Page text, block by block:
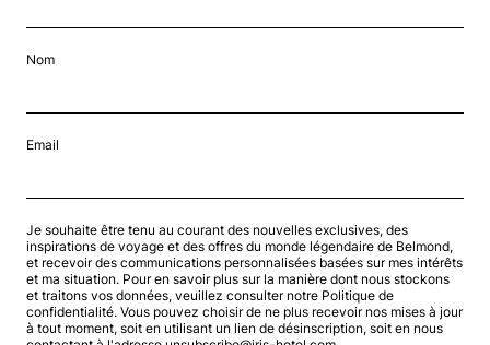
Nom
Email
Je souhaite être tenu au courant des nouvelles exclusives, des
inspirations de voyage et des offres du monde légendaire de Belmond,
et recevoir des communications personnalisées basées sur mes intérêts
et ma situation. Pour en savoir plus sur la manière dont nous stockons
et traitons vos données, veuillez consulter notre Politique de
confidentialité. Vous pouvez choisir de ne plus recevoir nos mises à jour
à tout moment, soit en utilisant un lien de désinscription, soit en nous